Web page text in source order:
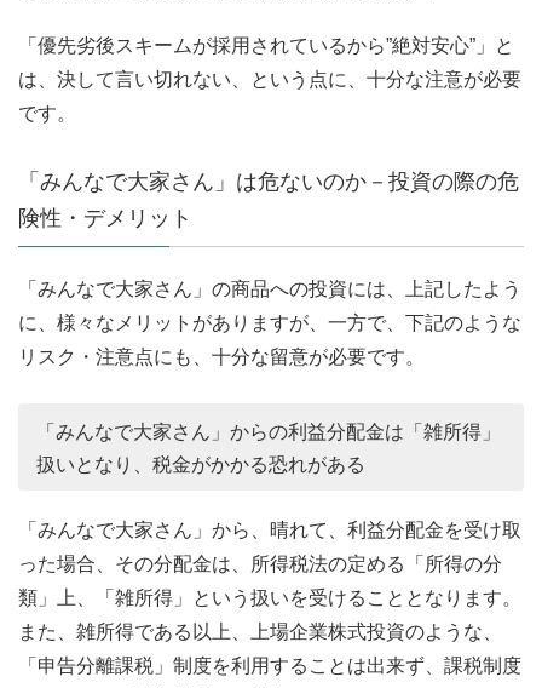
「優先劣後スキームが採用されているから”絶対安心”」と
は、決して言い切れない、という点に、十分な注意が必要
です。
「みんなで大家さん」は危ないのか－投資の際の危
険性・デメリット
「みんなで大家さん」の商品への投資には、上記したよう
に、様々なメリットがありますが、一方で、下記のような
リスク・注意点にも、十分な留意が必要です。
「みんなで大家さん」からの利益分配金は「雑所得」
扱いとなり、税金がかかる恐れがある
「みんなで大家さん」から、晴れて、利益分配金を受け取
った場合、その分配金は、所得税法の定める「所得の分
類」上、「雑所得」という扱いを受けることとなります。
また、雑所得である以上、上場企業株式投資のような、
「申告分離課税」制度を利用することは出来ず、課税制度